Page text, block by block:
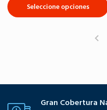
Seleccione opciones
Gran Cobertura